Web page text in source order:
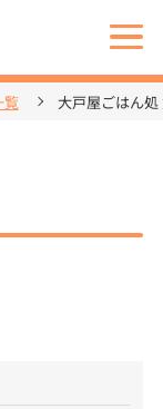
覧 大戸屋ごはん